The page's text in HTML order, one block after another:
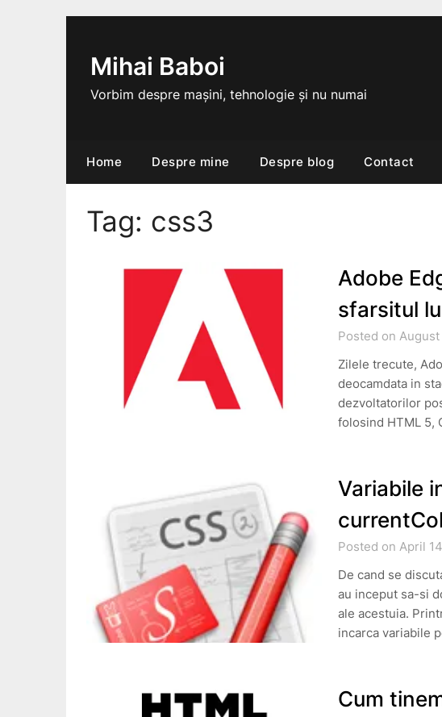
Mihai Baboi
Vorbim despre mașini, tehnologie și nu numai
Home Despre mine Despre blog Contact
Tag: css3
Adobe
sfarsitul
Posted on August
Zilele trecute,
deocamdata in
dezvoltatorilor
folosind HTML 5,
Variabile
Posted on April
De cand se
au inceput sa-si
ale acestuia.
incarca variabile
Cum